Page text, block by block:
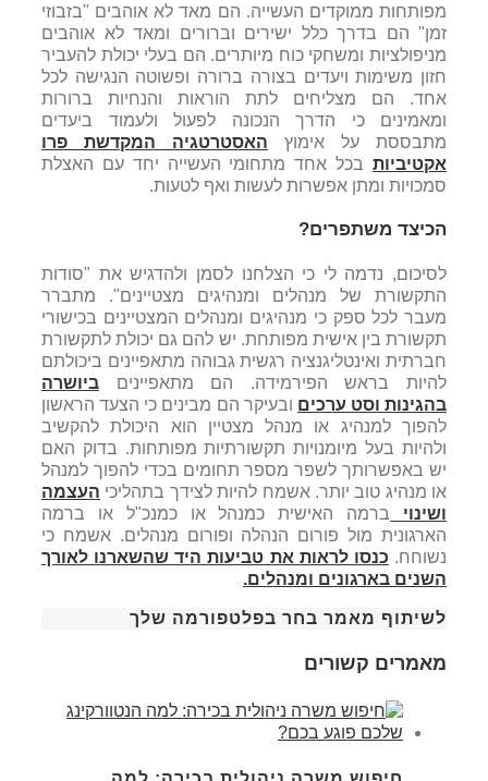
מפותחות ממוקדים העשייה. הם מאד לא אוהבים "בזבוזי
זמן" הם בדרך כלל ישירים וברורים ומאד לא אוהבים
מניפולציות ומשחקי כוח מיותרים. הם בעלי יכולת להעביר
חזון משימות ויעדים בצורה ברורה ופשוטה הנגישה לכל
אחד. הם מצליחים לתת הוראות והנחיות ברורות
ומאמינים כי הדרך הנכונה לפעול ולעמוד ביעדים
מתבססת על אימוץ האסטרטגיה המקדשת פרו
אקטיביות בכל אחד מתחומי העשייה יחד עם האצלת
סמכויות ומתן אפשרות לעשות ואף לטעות.
הכיצד משתפרים?
לסיכום, נדמה לי כי הצלחנו לסמן ולהדגיש את "סודות
התקשורת של מנהלים ומנהיגים מצטיינים". מתברר
מעבר לכל ספק כי מנהיגים ומנהלים המצטיינים בכישורי
תקשורת בין אישית מפותחת. יש להם גם יכולת לתקשורת
חברתית ואינטליגנציה רגשית גבוהה מתאפיינים ביכולתם
להיות בראש הפירמידה. הם מתאפיינים ביושרה
בהגינות וסט ערכים ובעיקר הם מבינים כי הצעד הראשון
להפוך למנהיג או מנהל מצטיין הוא היכולת להקשיב
ולהיות בעל מיומנויות תקשורתיות מפותחות. בדוק האם
יש באפשרותך לשפר מספר תחומים בכדי להפוך למנהל
או מנהיג טוב יותר. אשמח להיות לצידך בתהליכי העצמה
ושינוי
ברמה האישית כמנהל או כמנכ"ל או ברמה
הארגונית מול פורום הנהלה ופורום מנהלים. אשמח כי
נשוחח. כנסו לראות את טביעות היד שהשארנו לאורך
השנים בארגונים ומנהלים.
לשיתוף מאמר בחר בפלטפורמה שלך
מאמרים קשורים